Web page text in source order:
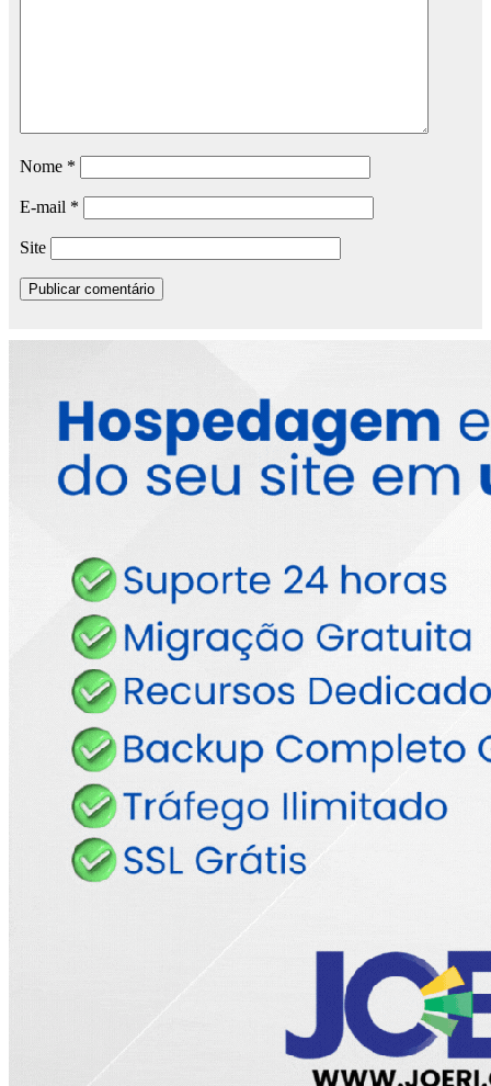
Nome *
E-mail *
Site